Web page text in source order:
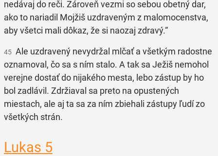
nedávaj do reči. Zároveň vezmi so sebou obetný dar,
ako to nariadil Mojžiš uzdraveným z malomocenstva,
aby všetci mali dôkaz, že si naozaj zdravý.“
45 Ale uzdravený nevydržal mlčať a všetkým radostne
oznamoval, čo sa s ním stalo. A tak sa Ježiš nemohol
verejne dostať do nijakého mesta, lebo zástup by ho
bol zadlávil. Zdržiaval sa preto na opustených
miestach, ale aj ta sa za ním zbiehali zástupy ľudí zo
všetkých strán.
Lukas 5